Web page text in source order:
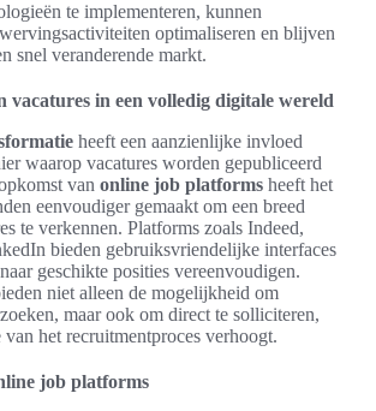
te implementeren, kunnen
optimaliseren en blijven
snel veranderende markt.
vacatures in een volledig digitale wereld
heeft een aanzienlijke invloed
waarop vacatures worden gepubliceerd
van online job platforms heeft het
eenvoudiger gemaakt om een breed
te verkennen. Platforms zoals Indeed,
bieden gebruiksvriendelijke interfaces
geschikte posities vereenvoudigen.
niet alleen de mogelijkheid om
maar ook om direct te solliciteren,
het recruitmentproces verhoogt.
job platforms